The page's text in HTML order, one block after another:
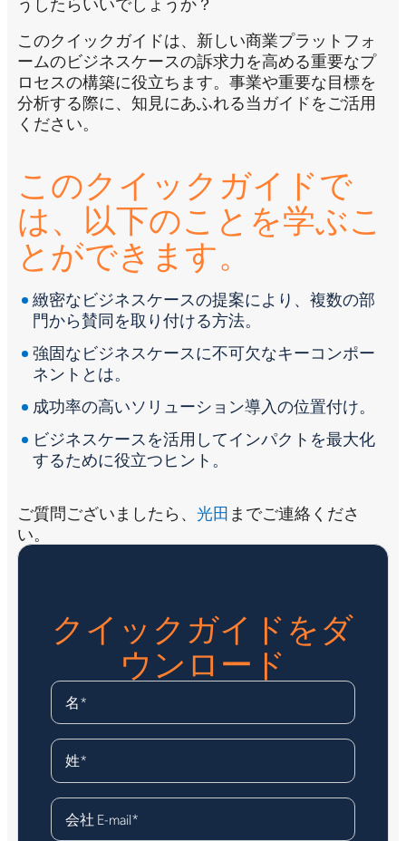
このクイックガイドは、新しい商業プラットフォ
ームのビジネスケースの訴求力を高める重要なプ
ロセスの構築に役立ちます。事業や重要な目標を
分析する際に、知見にあふれる当ガイドをご活用
ください。
このクイックガイドで
は、以下のことを学ぶこ
とができます。
緻密なビジネスケースの提案により、複数の部
門から賛同を取り付ける方法。
強固なビジネスケースに不可欠なキーコンポー
ネントとは。
成功率の高いソリューション導入の位置付け。
ビジネスケースを活用してインパクトを最大化
するために役立つヒント。
ご質問ございましたら、 光田 までご連絡くださ
い。
クイックガイドをダ
ウンロード
名*
姓*
会社 E-mail*